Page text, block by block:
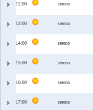
12:00 sereno
13:00 sereno
14:00 sereno
15:00 sereno
16:00 sereno
17:00 sereno